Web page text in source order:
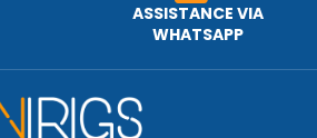
ASSISTANCE VIA
WHATSAPP